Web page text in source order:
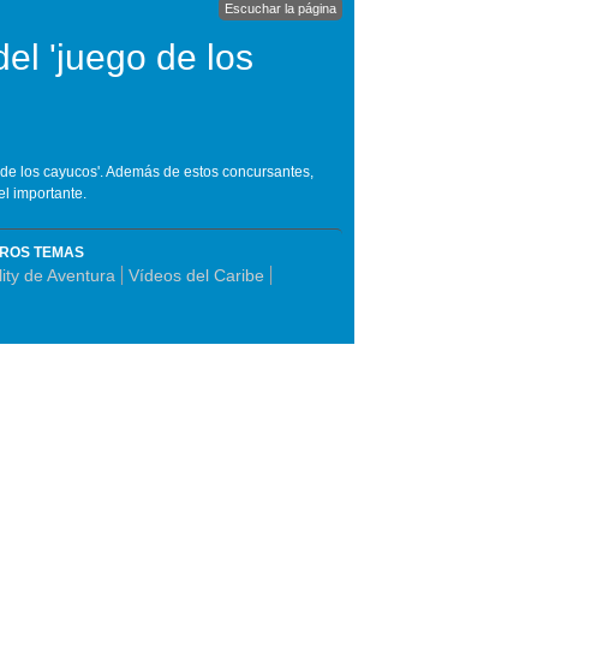
Escuchar la página
'juego de los
los cayucos'. Además de estos concursantes,
importante.
TEMAS
de Aventura
Vídeos del Caribe